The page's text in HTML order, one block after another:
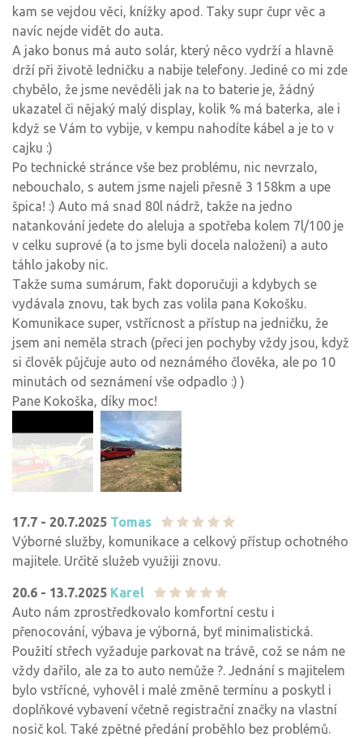
kam se vejdou věci, knížky apod. Taky supr čupr věc a
navíc nejde vidět do auta.
A jako bonus má auto solár, který něco vydrží a hlavně
drží při životě ledničku a nabije telefony. Jediné co mi zde
chybělo, že jsme nevěděli jak na to baterie je, žádný
ukazatel či nějaký malý display, kolik % má baterka, ale i
když se Vám to vybije, v kempu nahodíte kábel a je to v
cajku :)
Po technické stránce vše bez problému, nic nevrzalo,
nebouchalo, s autem jsme najeli přesně 3 158km a upe
špica! :) Auto má snad 80l nádrž, takže na jedno
natankování jedete do aleluja a spotřeba kolem 7l/100 je
v celku suprové (a to jsme byli docela naloženi) a auto
táhlo jakoby nic.
Takže suma sumárum, fakt doporučuji a kdybych se
vydávala znovu, tak bych zas volila pana Kokošku.
Komunikace super, vstřícnost a přístup na jedničku, že
jsem ani neměla strach (přeci jen pochyby vždy jsou, když
si člověk půjčuje auto od neznámého člověka, ale po 10
minutách od seznámení vše odpadlo :) )
Pane Kokoška, díky moc!
17.7 - 20.7.2025 Tomas
Výborné služby, komunikace a celkový přístup ochotného
majitele. Určitě služeb využiji znovu.
20.6 - 13.7.2025 Karel
Auto nám zprostředkovalo komfortní cestu i
přenocování, výbava je výborná, byť minimalistická.
Použití střech vyžaduje parkovat na trávě, což se nám ne
vždy dařilo, ale za to auto nemůže ?. Jednání s majitelem
bylo vstřícné, vyhověl i malé změně termínu a poskytl i
doplňkové vybavení včetně registrační značky na vlastní
nosič kol. Také zpětné předání proběhlo bez problémů.